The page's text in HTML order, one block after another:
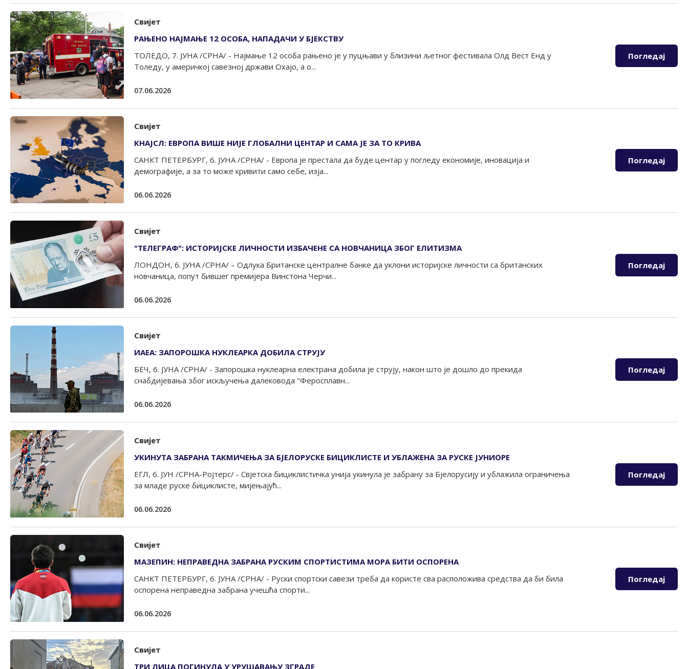
Свијет
РАЊЕНО НАЈМАЊЕ 12 ОСОБА, НАПАДАЧИ У БЈЕКСТВУ
ТОЛЕДО, 7. ЈУНА /СРНА/ - Најмање 12 особа рањено је у пуцњави у близини љетног фестивала Олд Вест Енд у
Толеду, у америчкој савезној држави Охајо, а о...
07.06.2026
Погледај
Свијет
КНАЈСЛ: ЕВРОПА ВИШЕ НИЈЕ ГЛОБАЛНИ ЦЕНТАР И САМА ЈЕ ЗА ТО КРИВА
САНКТ ПЕТЕРБУРГ, 6. ЈУНА /СРНА/ - Европа је престала да буде центар у погледу економије, иновација и
демографије, а за то може кривити само себе, изја...
06.06.2026
Погледај
Свијет
"ТЕЛЕГРАФ": ИСТОРИЈСКЕ ЛИЧНОСТИ ИЗБАЧЕНЕ СА НОВЧАНИЦА ЗБОГ ЕЛИТИЗМА
ЛОНДОН, 6. ЈУНА /СРНА/ – Одлука Британске централне банке да уклони историјске личности са британских
новчаница, попут бившег премијера Винстона Черчи...
06.06.2026
Погледај
Свијет
ИАЕА: ЗАПОРОШКА НУКЛЕАРКА ДОБИЛА СТРУЈУ
БЕЧ, 6. ЈУНА /СРНА/ - Запорошка нуклеарна електрана добила је струју, након што је дошло до прекида
снабдијевања због искључења далековода "Феросплавн...
06.06.2026
Погледај
Свијет
УКИНУТА ЗАБРАНА ТАКМИЧЕЊА ЗА БЈЕЛОРУСКЕ БИЦИКЛИСТЕ И УБЛАЖЕНА ЗА РУСКЕ ЈУНИОРЕ
ЕГЛ, 6. ЈУН /СРНА-Ројтерс/ - Свјетска бициклистичка унија укинула је забрану за Бјелорусију и ублажила ограничења
за младе руске бициклисте, мијењајућ...
06.06.2026
Погледај
Свијет
МАЗЕПИН: НЕПРАВЕДНА ЗАБРАНА РУСКИМ СПОРТИСТИМА МОРА БИТИ ОСПОРЕНА
САНКТ ПЕТЕРБУРГ, 6. ЈУНА /СРНА/ - Руски спортски савези треба да користе сва расположива средства да би била
оспорена неправедна забрана учешћа спорти...
06.06.2026
Погледај
Свијет
ТРИ ЛИЦА ПОГИНУЛА У УРУШАВАЊУ ЗГРАДЕ